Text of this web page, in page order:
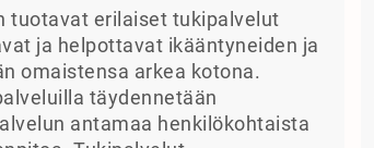
tuotavat erilaiset tukipalvelut
ja helpottavat ikääntyneiden ja
omaistensa arkea kotona.
täydennetään
antamaa henkilökohtaista